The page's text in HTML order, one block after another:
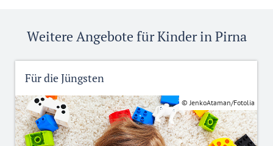
Weitere Angebote für Kinder in Pirna
Für die Jüngsten
© JenkoAtaman/Fotolia